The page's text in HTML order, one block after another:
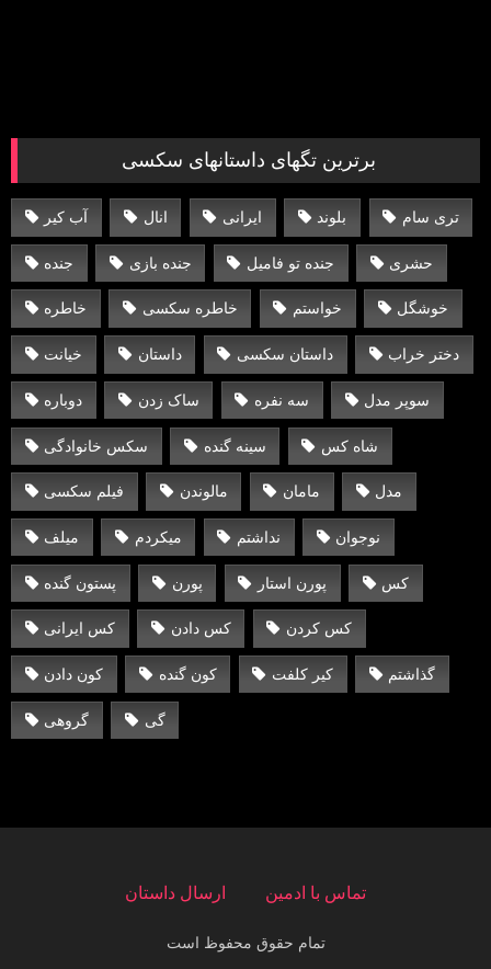
برترین تگهای داستانهای سکسی
آب کیر انال ایرانی بلوند تری سام
جنده جنده بازی جنده تو فامیل حشری
خاطره خاطره سکسی خواستم خوشگل
خیانت داستان داستان سکسی دختر خراب
دوباره ساک زدن سه نفره سوپر مدل
سکس خانوادگی سینه گنده شاه کس
فیلم سکسی مالوندن مامان مدل
میلف میکردم نداشتم نوجوان
پستون گنده پورن پورن استار کس
کس ایرانی کس دادن کس کردن
کون دادن کون گنده کیر کلفت گذاشتم
گروهی گی
تماس با ادمین ارسال داستان
تمام حقوق محفوظ است